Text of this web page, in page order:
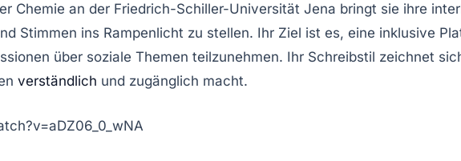
Chemie an der Friedrich-Schiller-Universität Jena bringt sie ihre
Stimmen ins Rampenlicht zu stellen. Ihr Ziel ist es, eine inklusive
über soziale Themen teilzunehmen. Ihr Schreibstil zeichnet
verständlich und zugänglich macht.